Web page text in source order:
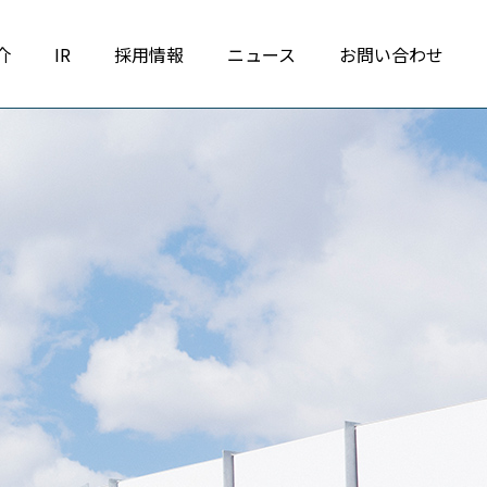
IR 採用情報 ニュース お問い合わせ